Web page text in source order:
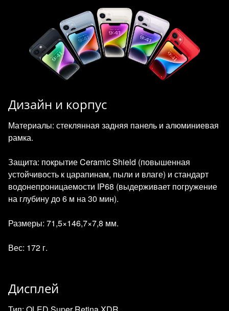
Дизайн и корпус
Материалы: стеклянная задняя панель и алюминиевая
рамка.
Защита: покрытие Ceramic Shield (повышенная
устойчивость к царапинам, пыли и влаге) и стандарт
водонепроницаемости IP68 (выдерживает погружение
на глубину до 6 м на 30 мин).
Размеры: 71,5×146,7×7,8 мм.
Вес: 172 г.
Дисплей